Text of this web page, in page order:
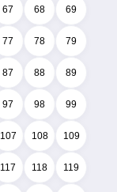
67 68 69
77 78 79
87 88 89
97 98 99
107 108 109
117 118 119